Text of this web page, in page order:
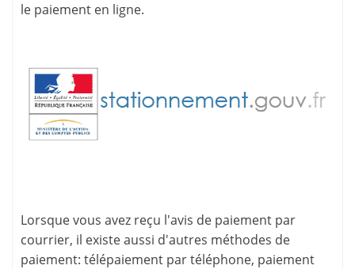
le paiement en ligne.
Lorsque vous avez reçu l'avis de paiement par
courrier, il existe aussi d'autres méthodes de
paiement: télépaiement par téléphone, paiement